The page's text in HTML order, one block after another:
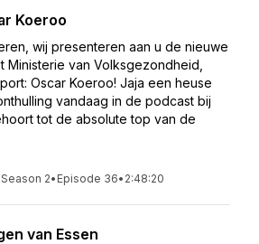
Koeroo
wij presenteren aan u de nieuwe
Ministerie van Volksgezondheid,
Oscar Koeroo! Jaja een heuse
vandaag in de podcast bij
tot de absolute top van de
Season 2• Episode 36• 2:48:20
van Essen